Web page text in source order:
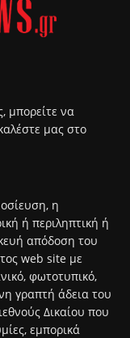
μπορείτε να
μας στο
η
ή περιληπτική ή
απόδοση του
web site με
φωτοτυπικό,
γραπτή άδεια του
Δικαίου που
εμπορικά